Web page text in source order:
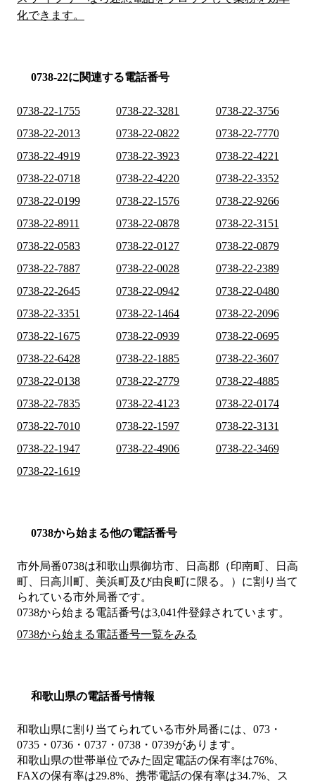
化できます。
0738-22に関連する電話番号
0738-22-1755 0738-22-3281
0738-22-3756
0738-22-2013
0738-22-0822
0738-22-7770
0738-22-4919
0738-22-3923
0738-22-4221
0738-22-0718
0738-22-4220
0738-22-3352
0738-22-0199
0738-22-1576
0738-22-9266
0738-22-8911
0738-22-0878
0738-22-3151
0738-22-0583
0738-22-0127
0738-22-0879
0738-22-7887
0738-22-0028
0738-22-2389
0738-22-2645
0738-22-0942
0738-22-0480
0738-22-3351
0738-22-1464
0738-22-2096
0738-22-1675
0738-22-0939
0738-22-0695
0738-22-6428
0738-22-1885
0738-22-3607
0738-22-0138
0738-22-2779
0738-22-4885
0738-22-7835
0738-22-4123
0738-22-0174
0738-22-7010
0738-22-1597
0738-22-3131
0738-22-1947
0738-22-4906
0738-22-3469
0738-22-1619
0738から始まる他の電話番号
市外局番0738は和歌山県御坊市、日高郡（印南町、日高
町、日高川町、美浜町及び由良町に限る。） に割り当て
られている市外局番です。
0738から始まる電話番号は3,041件登録されています。
0738から始まる電話番号一覧をみる
和歌山県の電話番号情報
和歌山県に割り当てられている市外局番には、073・
0735・0736・0737・0738・0739があります。
和歌山県の世帯単位でみた固定電話の保有率は76%、
FAXの保有率は29.8%、携帯電話の保有率は34.7%、ス